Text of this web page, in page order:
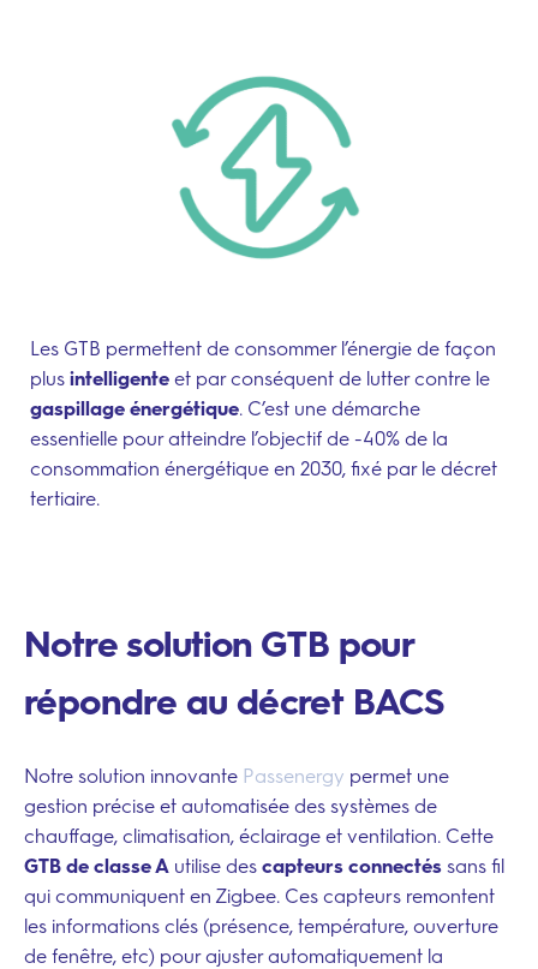
Contribution à la transition
énergétique
Les GTB permettent de consommer l’énergie de façon
plus intelligente et par conséquent de lutter contre le
gaspillage énergétique. C’est une démarche
essentielle pour atteindre l’objectif de -40% de la
consommation énergétique en 2030, fixé par le décret
tertiaire.
Notre solution GTB pour
répondre au décret BACS
Notre solution innovante Passenergy permet une
gestion précise et automatisée des systèmes de
chauffage, climatisation, éclairage et ventilation. Cette
GTB de classe A utilise des capteurs connectés sans fil
qui communiquent en Zigbee. Ces capteurs remontent
les informations clés (présence, température, ouverture
de fenêtre, etc) pour ajuster automatiquement la